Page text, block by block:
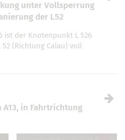
unter Vollsperrung
der L52
ist der Knotenpunkt L 526
(Richtung Calau) voll
A13, in Fahrtrichtung